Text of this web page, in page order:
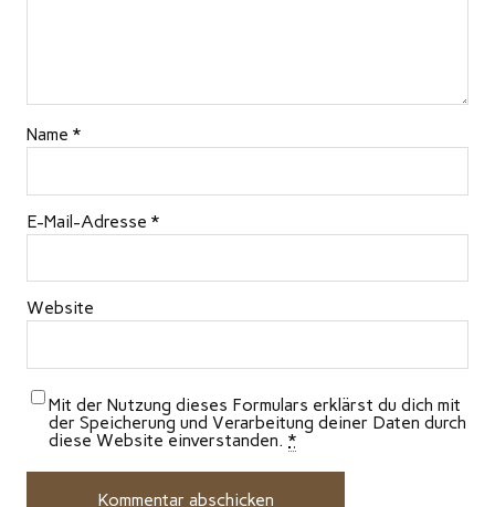
Name *
E-Mail-Adresse *
Website
Mit der Nutzung dieses Formulars erklärst du dich mit
der Speicherung und Verarbeitung deiner Daten durch
diese Website einverstanden. *